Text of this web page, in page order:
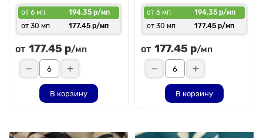
от 6 мп
194.35 р/мп
от 30 мп
177.45 р/мп
от 177.45 р/мп
В корзину
от 6 мп
194.35 р/мп
от 30 мп
177.45 р/мп
от 177.45 р/мп
В корзину